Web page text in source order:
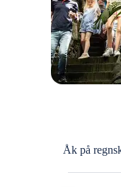
Åk på